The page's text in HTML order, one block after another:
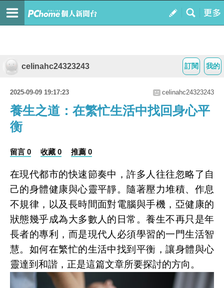
我的
訂閱
celinahc24323243
2025-09-09 19:17:23 celinahc24323243
養生之道：在繁忙生活中找回身心平
衡
留言 0 收藏 0 推薦 0
在現代都市的快速節奏中，許多人往往忽略了自
己的身體健康與心靈平靜。隨著壓力堆積、作息
不規律，以及長時間面對電腦與手機，亞健康的
狀態幾乎成為大多數人的日常。養生不再只是年
長者的專利，而是現代人必須學習的一門生活智
慧。如何在繁忙的生活中找到平衡，讓身體與心
靈達到和諧，正是這篇文章所要探討的方向。